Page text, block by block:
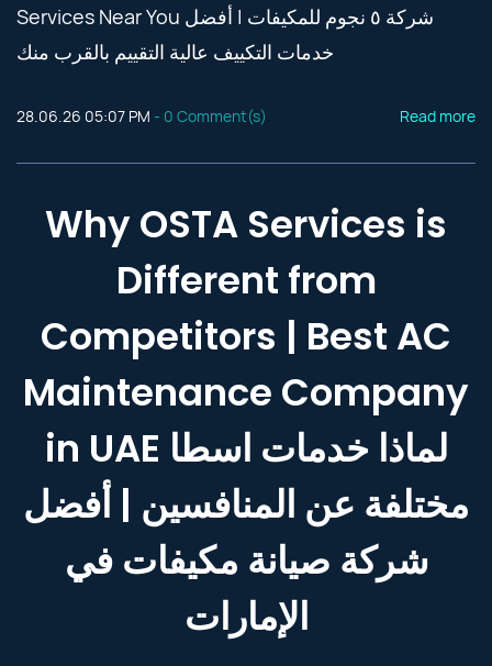
Services Near You شركة ٥ نجوم للمكيفات | أفضل
خدمات التكييف عالية التقييم بالقرب منك
28.06.26 05:07 PM - 0 Comment(s) Read more
Why OSTA Services is
Different from
Competitors | Best AC
Maintenance Company
in UAE لماذا خدمات اسطا
مختلفة عن المنافسين | أفضل
شركة صيانة مكيفات في
الإمارات